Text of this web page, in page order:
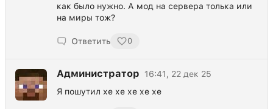
как было нужно. А мод на сервера толька или
на миры тож?
Ответить 0
Администратор
16:41, 22 дек 25
Я пошутил хе хе хе хе хе